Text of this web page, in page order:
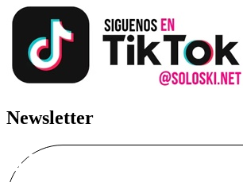
Newsletter
Alta Boletín